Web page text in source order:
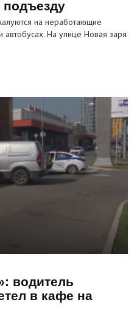
подъезду
на неработающие
На улице Новая заря
водитель
в кафе на